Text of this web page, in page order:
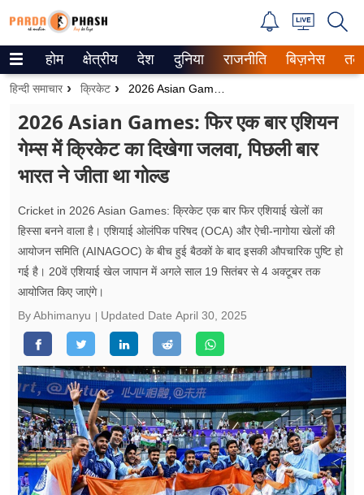
Trending on Google News
वेब स्टोरीज
उत्तर प्रदेश
गैलरी
वीडियो
रिलेशनशिप
जीवन मंत्रा
फूड
सेहत
ब्‍यूटी
जॉब्स
होम क्षेत्रीय देश दुनिया राजनीति बिज़नेस
हिन्दी समाचार क्रिकेट
2026 Asian Games: फिर एक बार एशियन
गेम्स में क्रिकेट का दिखेगा जलवा, पिछली बार
भारत ने जीता था गोल्ड
Cricket in 2026 Asian Games: क्रिकेट एक बार फिर एशियाई खेलों का
हिस्सा बनने वाला है। एशियाई ओलंपिक परिषद (OCA) और ऐची-नागोया खेलों की
आयोजन समिति (AINAGOC) के बीच हुई बैठकों के बाद इसकी औपचारिक पुष्टि हो
गई है। 20वें एशियाई खेल जापान में अगले साल 19 सितंबर से 4 अक्टूबर तक
आयोजित किए जाएंगे।
By Abhimanyu
Updated Date April 30, 2025